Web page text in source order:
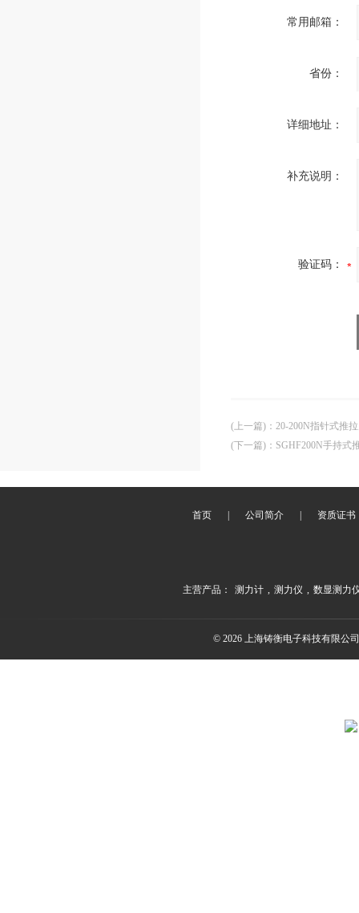
常用邮箱：
省份：
详细地址：
补充说明：
验证码：
(上一篇) ： 20-200N指针式推
(下一篇) ： SGHF200N手持式
首页 公司简介 资质证书
主营产品： 测力计 , 测力仪 , 数显测力
© 2026 上海铸衡电子科技有限公